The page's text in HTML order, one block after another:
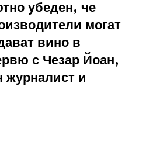
убеден, че
могат
вино в
с Чезар Йоан,
журналист и